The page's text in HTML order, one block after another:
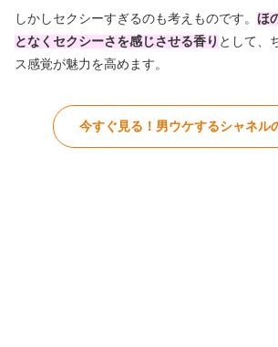
しかしセクシーすぎるのも考えものです。 ほ
となくセクシーさを感じさせる香り として、
ス感覚が魅力を高めます。
今すぐ見る！男ウケするシャネル